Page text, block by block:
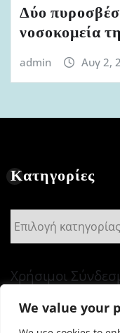
We value your
Δύο
νοσοκομεία
admin Αυγ 2,
Κατηγορίες
Κατηγορίες
Χρήσιμοι